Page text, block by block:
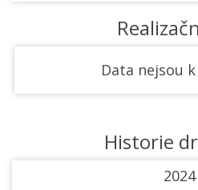
Data nejsou
Historie
2024